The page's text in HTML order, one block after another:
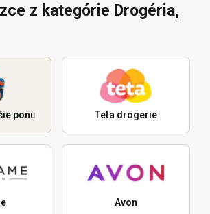
z kategórie Drogéria,
ponuky Teta drogerie
Avon